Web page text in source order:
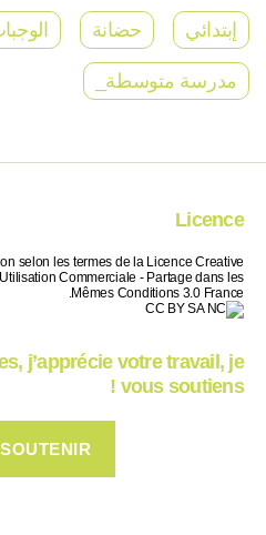
إبتدائي حضانة
مدرسة متوسطة_
Licence
selon les termes de la Licence Creative
Commerciale - Partage dans les
Mêmes Conditions 3.0 France.
j’apprécie votre travail, je
vous soutiens !